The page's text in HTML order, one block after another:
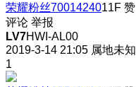
荣耀粉丝7001424011F 赞
评论 举报
LV7HWI-AL00
2019-3-14 21:05 属地未知
1